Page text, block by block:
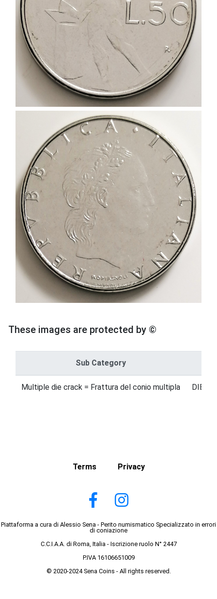
These images are protected by ©
Sub Category
Multiple die crack = Frattura del conio multipla DIE
Terms Privacy
Piattaforma a cura di Alessio Sena - Perito numismatico Specializzato in errori
di coniazione
C.C.I.A.A. di Roma, Italia - Iscrizione ruolo N° 2447
P.IVA 16106651009
© 2020-2024 Sena Coins - All rights reserved.